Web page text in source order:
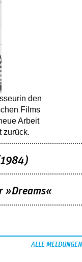
den
Films
Arbeit
zurück.
»Dreams«
ALLE MELDUNGEN